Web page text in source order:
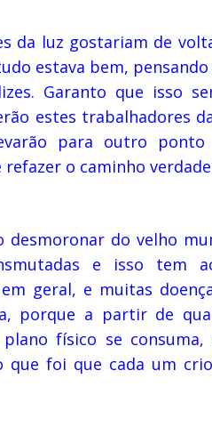
da luz gostariam de
estava bem,
Garanto que isso
estes trabalhadores
para outro
o caminho
do velho
e isso tem
geral, e muitas
porque a partir de
físico se
que foi que cada um